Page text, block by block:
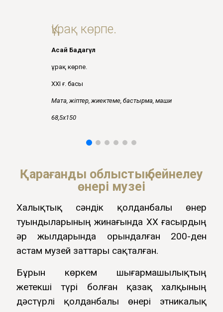
Құрақ көрпе.
Асай Бадагүл
Құрақ көрпе.
ХХІ ғ. басы
Мата, жіптер, жиектеме, бастырма, машина тігімі
68,5х150
Қарағанды облыстық бейнелеу
өнері музеі
Халықтық сәндік қолданбалы өнер
туындыларының жинағында ХХ ғасырдың
әр жылдарында орындалған 200-ден
астам музей заттары сақталған.
Бұрын көркем шығармашылықтың
жетекші түрі болған қазақ халқының
дәстүрлі қолданбалы өнері этникалық